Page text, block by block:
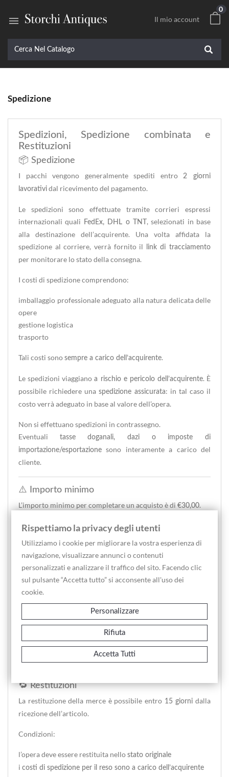

0
Il mio account
Spedizione
Spedizioni, Spedizione combinata e
Restituzioni
📦 Spedizione
I pacchi vengono generalmente spediti entro
2 giorni
lavorativi dal ricevimento del pagamento.
Le spedizioni sono effettuate tramite corrieri espressi
internazionali quali
FedEx, DHL o TNT , selezionati in base
alla destinazione dell’acquirente. Una volta affidata la
spedizione al corriere, verrà fornito il
link di tracciamento
per monitorare lo stato della consegna.
I costi di spedizione comprendono:
imballaggio professionale adeguato alla natura delicata delle
opere
gestione logistica
trasporto
Tali costi sono sempre a carico dell’acquirente.
Le spedizioni viaggianoa rischio e pericolo dell’acquirente. È
possibile richiedere una spedizione assicurata: in tal caso il
costo verrà adeguato in base al valore dell’opera.
Non si effettuano spedizioni in contrassegno.
Eventuali
tasse doganali, dazi o imposte di
importazione/esportazione sono interamente a carico del
cliente.
⚠️ Importo minimo
L’importo minimo per completare un acquisto è di €30,00.
📦 Spedizione combinata
È possibile effettuare acquisti multipli beneficiando della
:
Per le categorieCartografia, Stampe Antiche e Fotografia
👉 è previsto
👉 il costo varia in base apeso e volumeed è calcolato
Per tutte le altre categorie:
👉 si consiglia di richiedere unpreventivo personalizzato
🔁 Restituzioni
La restituzione della merce è possibile entro 15 giorni dalla
ricezione dell’articolo.
Condizioni:
l’opera deve essere restituita nello stato originale
i costi di spedizione per il reso sono a carico dell’acquirente
Rispettiamo la privacy degli utenti
Utilizziamo i cookie per migliorare la vostra esperienza di
navigazione, visualizzare annunci o contenuti
personalizzati e analizzare il traffico del sito. Facendo clic
sul pulsante “Accetta tutto” si acconsente all'uso dei
cookie.
Personalizzare
Rifiuta
Accetta Tutti